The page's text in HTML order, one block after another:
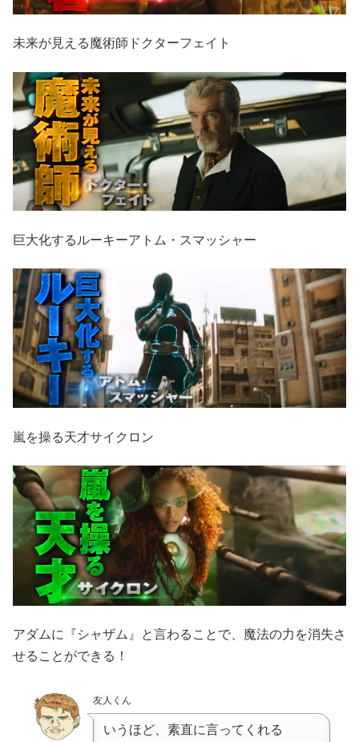
未来が見える魔術師ドクターフェイト
巨大化するルーキーアトム・スマッシャー
嵐を操る天才サイクロン
アダムに『シャザム』と言わることで、魔法の力を消失さ
せることができる！
友人くん
いうほど、素直に言ってくれる